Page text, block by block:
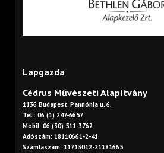
Lapgazda
Cédrus Művészeti Alapítvány
1136 Budapest, Pannónia u. 6.
Tel.: 06 (1) 247-6657
Mobil: 06 (30) 511-3762
Adószám: 18110661-2-41
Számlaszám: 11713012-21181665